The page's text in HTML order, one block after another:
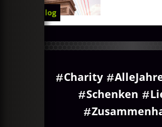
Blog
Charity
Schenken